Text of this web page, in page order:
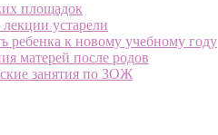
площадок
устарели
ребенка к новому учебному году
матерей после родов
занятия по ЗОЖ